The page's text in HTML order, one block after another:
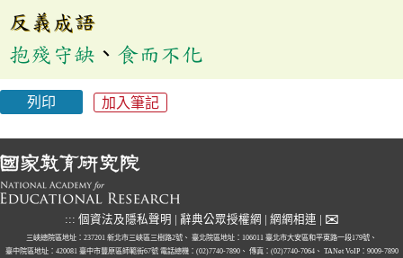
反義成語
抱殘守缺 、 食而不化
列印 加入筆記
::: 個資法及隱私聲明 | 辭典公眾授權網 | 網網相連 | ✉
三峽總院區地址：237201 新北市三峽區三樹路2號、 臺北院區地址：106011 臺北市大安區和平東路一段179號、
臺中院區地址：420081 臺中市豐原區師範街67號 電話總機：(02)7740-7890、 傳真：(02)7740-7064、 TANet VoIP：9009-7890